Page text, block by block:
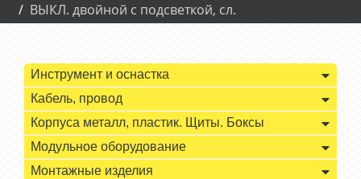
ВЫКЛ. двойной с подсветкой, сл.
Инструмент и оснастка
Кабель, провод
Корпуса металл, пластик. Щиты. Боксы
Модульное оборудование
Монтажные изделия